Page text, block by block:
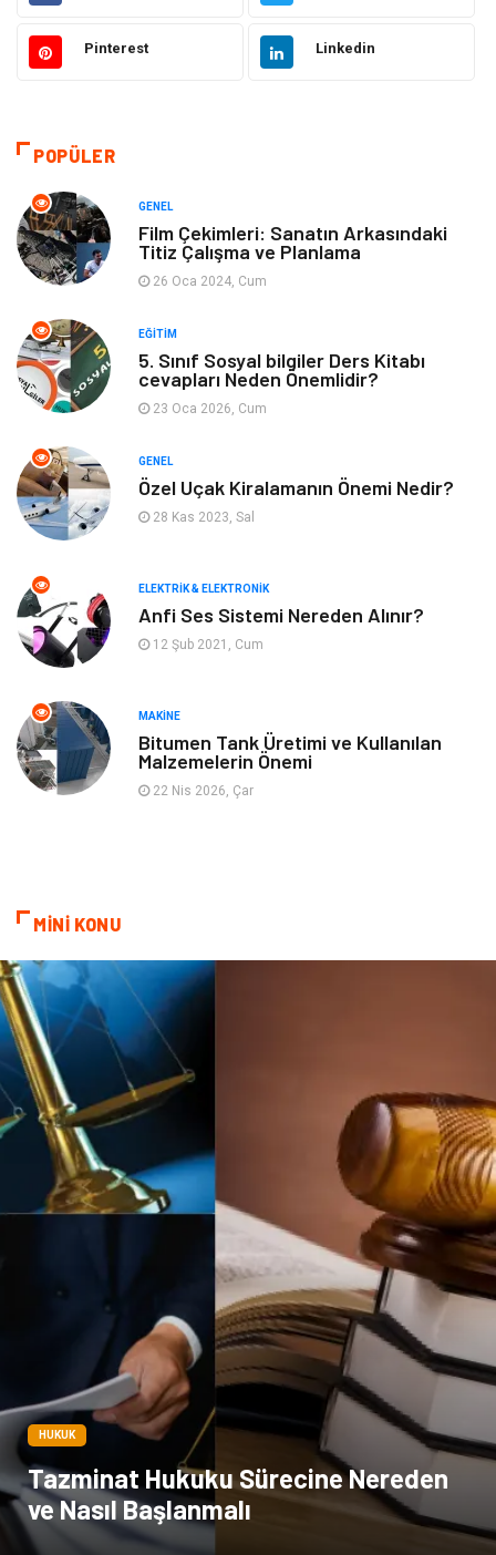
Elektrik & Elektronik Giyim
Eğitim ve Kariyer
Otomotiv
Makine Alışveriş
Keyif ve Hobi
Tatil Yeme İçme
Bilgisayar & Yazılım Spor
İnternet
Finans ve Yönetim Gayrimenkul
Mobilya Aksesuar
Anne Çocuk
Tekstil Hediyelik Eşya
Bitkisel Ürünler
Spor Malzemeleri
Pinterest Linkedin
POPÜLER
GENEL
Film Çekimleri: Sanatın Arkasındaki
Titiz Çalışma ve Planlama
26 Oca 2024, Cum
EĞITIM
5. Sınıf Sosyal bilgiler Ders Kitabı
cevapları Neden Önemlidir?
23 Oca 2026, Cum
GENEL
Özel Uçak Kiralamanın Önemi Nedir?
28 Kas 2023, Sal
ELEKTRIK & ELEKTRONIK
Anfi Ses Sistemi Nereden Alınır?
12 Şub 2021, Cum
MAKINE
Bitumen Tank Üretimi ve Kullanılan
Malzemelerin Önemi
22 Nis 2026, Çar
MİNİ KONU
HUKUK
Tazminat Hukuku Sürecine Nereden
ve Nasıl Başlanmalı